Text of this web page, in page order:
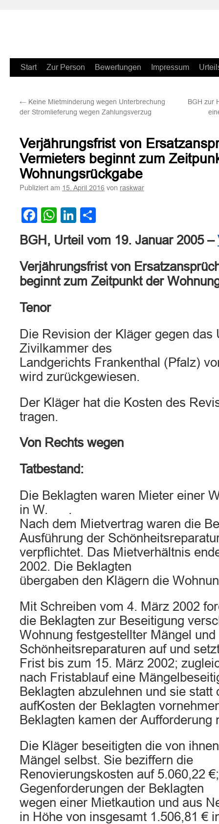
Zum
springen
Start Zur Person Bewertungen Impressum
← Keine Mietminderung wegen Unterbrechung
der Stromlieferung wegen Zahlungsverzug
BGH zur
Verjährungsfrist von
Vermieters beginnt zum
Wohnungsrückgabe
Publiziert am 15. April 2016 von raskwar
Facebook
WhatsApp
LinkedIn
BGH, Urteil vom 19. Januar 2005 –
Verjährungsfrist von
beginnt zum Zeitpunkt der
Tenor
Die Revision der Kläger gegen das
Zivilkammer des
Landgerichts Frankenthal (Pfalz)
wird zurückgewiesen.
Der Kläger hat die Kosten des
tragen.
Von Rechts wegen
Tatbestand:
Die Beklagten waren Mieter einer
in W. .
Nach dem Mietvertrag waren die
Ausführung der
verpflichtet. Das Mietverhältnis
2002. Die Beklagten
übergaben den Klägern die
Mit Schreiben vom 4. März 2002
die Beklagten zur Beseitigung
Wohnung festgestellter Mängel
Schönheitsreparaturen auf und
Frist bis zum 15. März 2002;
nach Fristablauf eine
Beklagten abzulehnen und sie statt
aufKosten der Beklagten
Beklagten kamen der Aufforderung
Die Kläger beseitigten die von
Mängel selbst. Sie beziffern die
Renovierungskosten auf 5.060,22
Gegenforderungen der Beklagten
wegen einer Mietkaution und aus
in Höhe von insgesamt 1.506,81 €